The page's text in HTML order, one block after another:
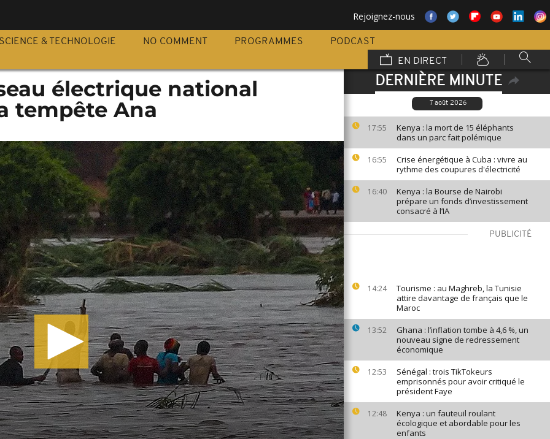
Rejoignez-nous
SCIENCE & TECHNOLOGIE NO COMMENT PROGRAMMES
PODCAST
EN DIRECT
DERNIÈRE MINUTE
7 août 2026
17:55
Kenya : la mort de 15 éléphants
dans un parc fait polémique
16:55
Crise énergétique à Cuba : vivre au
rythme des coupures d'électricité
16:40
Kenya : la Bourse de Nairobi
prépare un fonds d’investissement
consacré à l’IA
PUBLICITÉ
14:24
Tourisme : au Maghreb, la Tunisie
attire davantage de français que le
Maroc
13:52
Ghana : l’inflation tombe à 4,6 %, un
nouveau signe de redressement
économique
12:53
Sénégal : trois TikTokeurs
emprisonnés pour avoir critiqué le
président Faye
12:48
Kenya : un fauteuil roulant
écologique et abordable pour les
enfants
électrique national
tempête Ana